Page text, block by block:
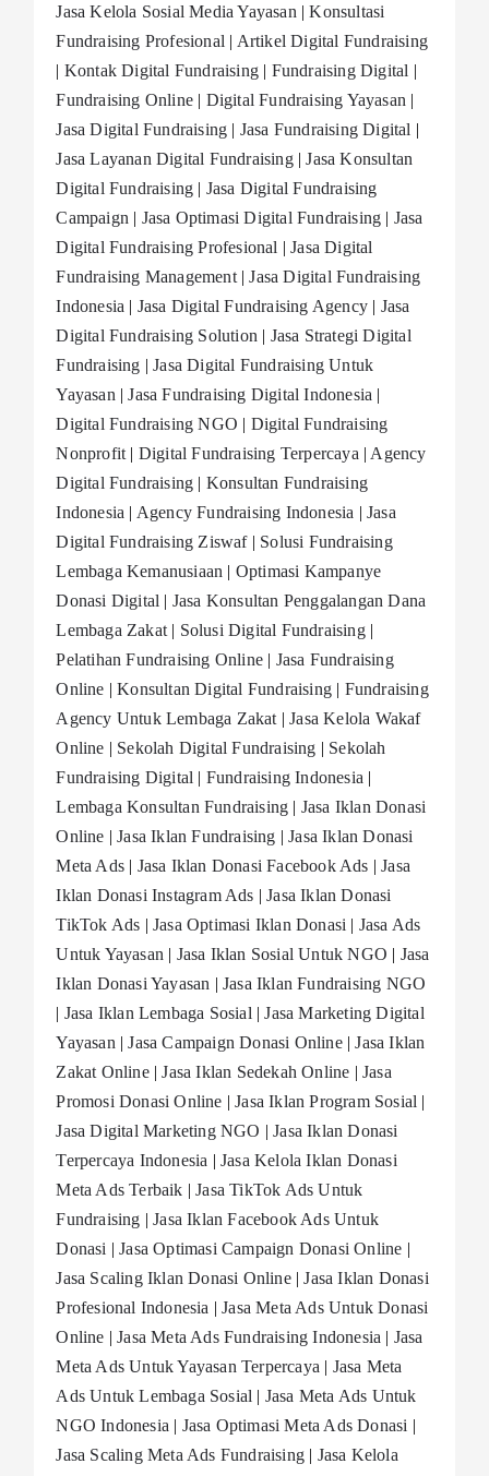
Jasa Kelola Sosial Media Yayasan |Konsultasi
Fundraising Profesional | Artikel Digital Fundraising
| Kontak Digital Fundraising| Fundraising Digital |
Fundraising Online| Digital Fundraising Yayasan |
Jasa Digital Fundraising | Jasa Fundraising Digital |
Jasa Layanan Digital Fundraising|Jasa Konsultan
Digital Fundraising | Jasa Digital Fundraising
Campaign | Jasa Optimasi Digital Fundraising | Jasa
Digital Fundraising Profesional |Jasa Digital
Fundraising Management|Jasa Digital Fundraising
Indonesia | Jasa Digital Fundraising Agency| Jasa
Digital Fundraising Solution | Jasa Strategi Digital
Fundraising |Jasa Digital Fundraising Untuk
Yayasan |Jasa Fundraising Digital Indonesia |
Digital Fundraising NGO | Digital Fundraising
Nonprofit | Digital Fundraising Terpercaya | Agency
Digital Fundraising | Konsultan Fundraising
Indonesia | Agency Fundraising Indonesia | Jasa
Digital Fundraising Ziswaf| Solusi Fundraising
Lembaga Kemanusiaan | Optimasi Kampanye
Donasi Digital | Jasa Konsultan Penggalangan Dana
Lembaga Zakat| Solusi Digital Fundraising|
Pelatihan Fundraising Online| Jasa Fundraising
Online |Konsultan Digital Fundraising| Fundraising
Agency Untuk Lembaga Zakat |Jasa Kelola Wakaf
Online | Sekolah Digital Fundraising | Sekolah
Fundraising Digital | Fundraising Indonesia |
Lembaga Konsultan Fundraising | Jasa Iklan Donasi
Online |Jasa Iklan Fundraising |Jasa Iklan Donasi
Meta Ads| Jasa Iklan Donasi Facebook Ads |Jasa
Iklan Donasi Instagram Ads |Jasa Iklan Donasi
TikTok Ads | Jasa Optimasi Iklan Donasi | Jasa Ads
Untuk Yayasan | Jasa Iklan Sosial Untuk NGO | Jasa
Iklan Donasi Yayasan | Jasa Iklan Fundraising NGO
| Jasa Iklan Lembaga Sosial |Jasa Marketing Digital
Yayasan |Jasa Campaign Donasi Online|Jasa Iklan
Zakat Online|Jasa Iklan Sedekah Online | Jasa
Promosi Donasi Online |Jasa Iklan Program Sosial |
Jasa Digital Marketing NGO |Jasa Iklan Donasi
Terpercaya Indonesia | Jasa Kelola Iklan Donasi
Meta Ads Terbaik |Jasa TikTok Ads Untuk
Fundraising |Jasa Iklan Facebook Ads Untuk
Donasi |Jasa Optimasi Campaign Donasi Online |
Jasa Scaling Iklan Donasi Online|Jasa Iklan Donasi
Profesional Indonesia |Jasa Meta Ads Untuk Donasi
Online |Jasa Meta Ads Fundraising Indonesia | Jasa
Meta Ads Untuk Yayasan Terpercaya | Jasa Meta
Ads Untuk Lembaga Sosial | Jasa Meta Ads Untuk
NGO Indonesia | Jasa Optimasi Meta Ads Donasi |
Jasa Scaling Meta Ads Fundraising| Jasa Kelola